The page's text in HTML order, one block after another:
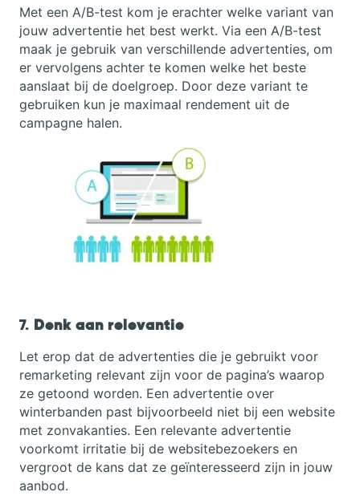
Met een A/B-test kom je erachter welke variant van
jouw advertentie het best werkt. Via een A/B-test
maak je gebruik van verschillende advertenties, om
er vervolgens achter te komen welke het beste
aanslaat bij de doelgroep. Door deze variant te
gebruiken kun je maximaal rendement uit de
campagne halen.
7. Denk aan relevantie
Let erop dat de advertenties die je gebruikt voor
remarketing relevant zijn voor de pagina’s waarop
ze getoond worden. Een advertentie over
winterbanden past bijvoorbeeld niet bij een website
met zonvakanties. Een relevante advertentie
voorkomt irritatie bij de websitebezoekers en
vergroot de kans dat ze geïnteresseerd zijn in jouw
aanbod.